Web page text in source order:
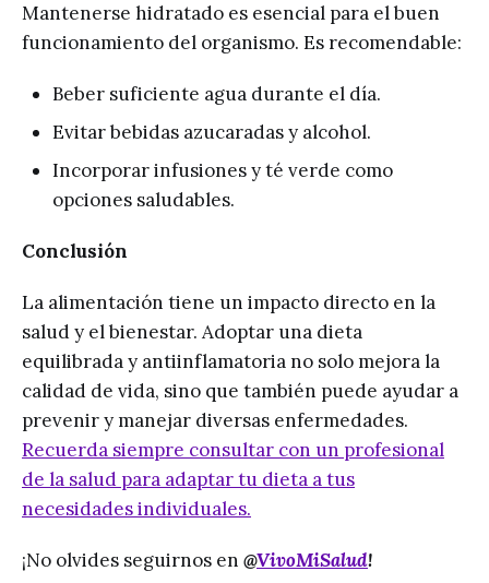
Mantenerse hidratado es esencial para el buen
funcionamiento del organismo. Es recomendable:
Beber suficiente agua durante el día.
Evitar bebidas azucaradas y alcohol.
Incorporar infusiones y té verde como
opciones saludables.
Conclusión
La alimentación tiene un impacto directo en la
salud y el bienestar. Adoptar una dieta
equilibrada y antiinflamatoria no solo mejora la
calidad de vida, sino que también puede ayudar a
prevenir y manejar diversas enfermedades.
Recuerda siempre consultar con un profesional
de la salud para adaptar tu dieta a tus
necesidades individuales.
¡No olvides seguirnos en @VivoMiSalud!